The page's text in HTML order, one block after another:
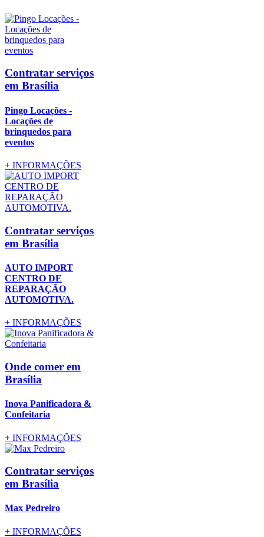
Contratar serviços
em Brasília
Pingo Locações -
Locações de
brinquedos para
eventos
+ INFORMAÇÕES
Contratar serviços
em Brasília
AUTO IMPORT
CENTRO DE
REPARAÇÃO
AUTOMOTIVA.
+ INFORMAÇÕES
Onde comer em
Brasília
Inova Panificadora &
Confeitaria
+ INFORMAÇÕES
Contratar serviços
em Brasília
Max Pedreiro
+ INFORMAÇÕES